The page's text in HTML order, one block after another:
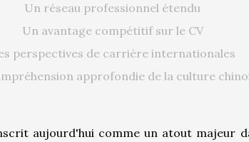
Un réseau professionnel étendu
Un avantage compétitif sur le CV
perspectives de carrière internationales
approfondie de la culture
aujourd'hui comme un atout majeur